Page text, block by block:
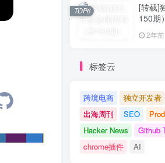
[转载]
150期
2年前
TOP6
标签云
跨境电商 独立开发者
出海周刊
SEO
Hacker News
Github
chrome插件
AI